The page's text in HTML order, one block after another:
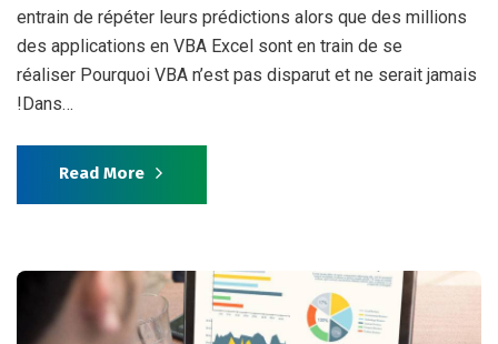
entrain de répéter leurs prédictions alors que des millions
des applications en VBA Excel sont en train de se
réaliser Pourquoi VBA n’est pas disparut et ne serait jamais
!Dans…
Read More